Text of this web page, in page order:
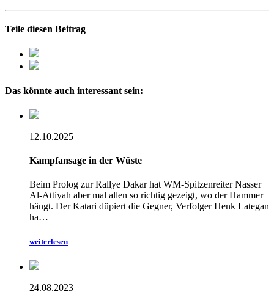
Teile diesen Beitrag
Das könnte auch interessant sein:
12.10.2025
Kampfansage in der Wüste
Beim Prolog zur Rallye Dakar hat WM-Spitzenreiter Nasser
Al-Attiyah aber mal allen so richtig gezeigt, wo der Hammer
hängt. Der Katari düpiert die Gegner, Verfolger Henk Lategan
ha…
weiterlesen
24.08.2023